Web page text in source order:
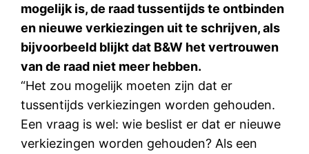
mogelijk is, de raad tussentijds te ontbinden
en nieuwe verkiezingen uit te schrijven, als
bijvoorbeeld blijkt dat B&W het vertrouwen
van de raad niet meer hebben.
“Het zou mogelijk moeten zijn dat er
tussentijds verkiezingen worden gehouden.
Een vraag is wel: wie beslist er dat er nieuwe
verkiezingen worden gehouden? Als een